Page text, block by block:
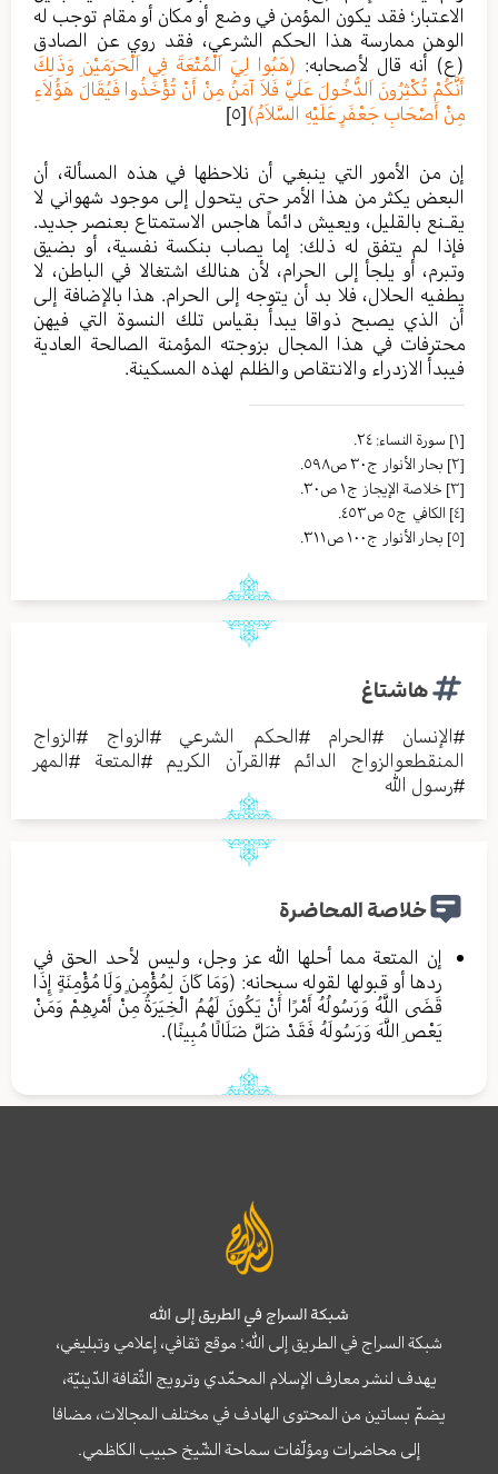
الاعتبار؛ فقد يكون المؤمن في وضع أو مكان أو مقام توجب له
الوهن ممارسة هذا الحكم الشرعي، فقد روي عن الصادق
(ع) أنه قال لأصحابه: (هَبُوا لِيَ اَلْمُتْعَةَ فِي اَلْحَرَمَيْنِ وَذَلِكَ
أَنَّكُمْ تُكْثِرُونَ اَلدُّخُولَ عَلَيَّ فَلاَ آمَنُ مِنْ أَنْ تُؤْخَذُوا فَيُقَالَ هَؤُلاَءِ
مِنْ أَصْحَابِ جَعْفَرٍ عَلَيْهِ السَّلاَمُ)[٥]
إن من الأمور التي ينبغي أن نلاحظها في هذه المسألة، أن
البعض يكثر من هذا الأمر حتى يتحول إلى موجود شهواني لا
يقـنع بالقليل، ويعيش دائماً هاجس الاستمتاع بعنصر جديد.
فإذا لم يتفق له ذلك: إما يصاب بنكسة نفسية، أو بضيق
وتبرم، أو يلجأ إلى الحرام، لأن هنالك اشتغالا في الباطن، لا
يطفيه الحلال، فلا بد أن يتوجه إلى الحرام. هذا بالإضافة إلى
أن الذي يصبح ذواقا يبدأ بقياس تلك النسوة التي فيهن
محترفات في هذا المجال بزوجته المؤمنة الصالحة العادية
فيبدأ الازدراء والانتقاص والظلم لهذه المسكينة.
[١]
سورة النساء: ٢٤.
[٢]
بحار الأنوار ج٣٠ ص٥٩٨.
[٣]
خلاصة الإیجاز ج١ ص٣٠.
[٤]
الکافي ج٥ ص٤٥٣.
[٥]
بحار الأنوار ج١٠٠ ص٣١١.
هاشتاغ
#الإنسان #الحرام #الحكم الشرعي #الزواج #الزواج
المنقطعوالزواج الدائم #القرآن الكريم #المتعة #المهر
#رسول الله
خلاصة المحاضرة
إن المتعة مما أحلها الله عز وجل، وليس لأحد الحق في
ردها أو قبولها لقوله سبحانه: (وَمَا كَانَ لِمُؤْمِنٍ وَلَا مُؤْمِنَةٍ إِذَا
قَضَى اللَّهُ وَرَسُولُهُ أَمْرًا أَنْ يَكُونَ لَهُمُ الْخِيَرَةُ مِنْ أَمْرِهِمْ وَمَنْ
يَعْصِ اللَّهَ وَرَسُولَهُ فَقَدْ ضَلَّ ضَلَالًا مُبِينًا).
شبكة السراج في الطريق إلى الله
شبكة السراج في الطريق إلى الله؛ موقع ثقافي، إعلامي وتبليغي،
يهدف لنشر معارف الإسلام المحمّدي وترويج الثّقافة الدّينيّة،
يضمّ بساتين من المحتوى الهادف في مختلف المجالات، مضافا
إلى محاضرات ومؤلّفات سماحة الشّيخ حبيب الكاظمي.